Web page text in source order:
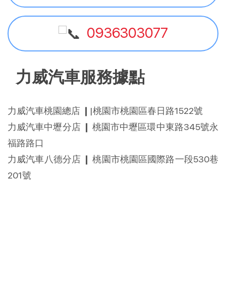
0936303077
力威汽車服務據點
力威汽車桃園總店 ❙|桃園市桃園區春日路1522號
力威汽車中壢分店 ❙ 桃園市中壢區環中東路345號永
福路路口
力威汽車八德分店 ❙ 桃園市桃園區國際路一段530巷
201號